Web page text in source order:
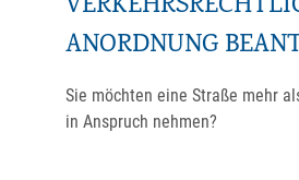
NORDNUNG
Sie möchten eine Straße mehr
in Anspruch nehmen?